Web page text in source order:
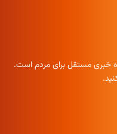
خبری مستقل برای مردم است.